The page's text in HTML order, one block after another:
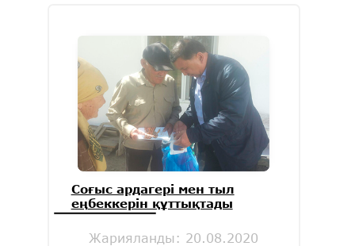
Соғыс ардагері мен тыл
еңбеккерін құттықтады
Жарияланды: 20.08.2020